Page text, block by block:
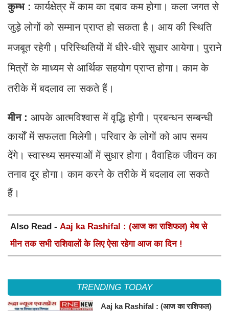
कुम्भ :कार्यक्षेत्र में काम का दबाव कम होगा। कला जगत से
जुड़े लोगों को सम्मान प्राप्त हो सकता है। आय की स्थिति
मजबूत रहेगी। परिस्थितियों में धीरे-धीरे सुधार आयेगा। पुराने
मित्रों के माध्यम से आर्थिक सहयोग प्राप्त होगा। काम के
तरीके में बदलाव ला सकते हैं।
मीन : आपके आत्मविश्वास में वृद्धि होगी। प्रबन्धन सम्बन्धी
कार्यों में सफलता मिलेगी। परिवार के लोगों को आप समय
देंगे। स्वास्थ्य समस्याओं में सुधार होगा। वैवाहिक जीवन का
तनाव दूर होगा। काम करने के तरीके में बदलाव ला सकते
हैं।
Also Read - Aaj ka Rashifal : (आज का राशिफल) मेष से
मीन तक सभी राशिवालों के लिए ऐसा रहेगा आज का दिन !
TRENDING TODAY
Aaj ka Rashifal : (आज का राशिफल)